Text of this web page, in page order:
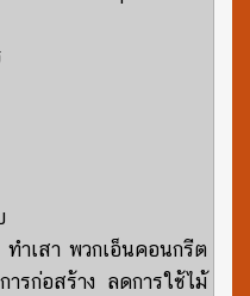
ำเสา พวกเอ็นคอนกรีต
ารก่อสร้าง ลดการใช้ไม้